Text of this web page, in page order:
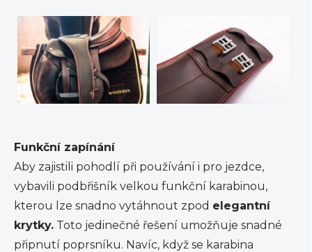
Funkční zapínání
Aby zajistili pohodlí při používání i pro jezdce,
vybavili podbřišník velkou funkční karabinou,
kterou lze snadno vytáhnout zpod elegantní
krytky. Toto jedinečné řešení umožňuje snadné
připnutí poprsníku. Navíc, když se karabina